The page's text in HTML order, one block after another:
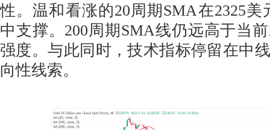
性。温和看涨的20周期SMA在2325
中支撑。200周期SMA线仍远高于当
强度。与此同时，技术指标停留在中
向性线索。